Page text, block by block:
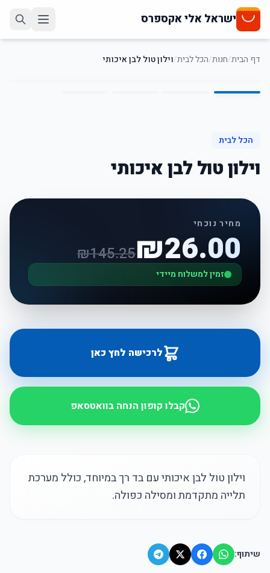
ישראל אלי אקספרס
דף הבית/חנות/הכל לבית/וילון טול לבן איכותי
1
/
4
הכל לבית
וילון טול לבן איכותי
מחיר נוכחי
₪26.00
₪145.25
זמין למשלוח מיידי
לרכישה לחץ כאן
קבלו קופון הנחה בוואטסאפ
וילון טול לבן איכותי עם בד רך במיוחד, כולל מערכת
תלייה מתקדמת ומסילה כפולה.
שיתוף: